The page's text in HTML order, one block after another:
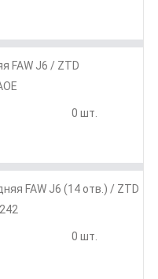
FAW J6 / ZTD
0 шт.
FAW J6 (14 отв.) / ZTD
0 шт.